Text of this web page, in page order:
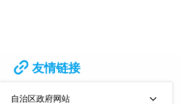
友情链接
自治区政府网站